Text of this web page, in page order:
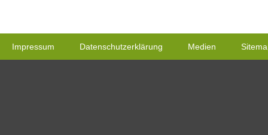
Impressum Datenschutzerklärung Medien